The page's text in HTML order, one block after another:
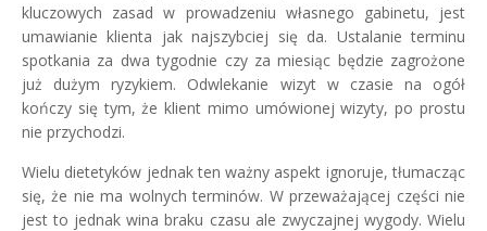
kluczowych zasad w prowadzeniu własnego gabinetu, jest
umawianie klienta jak najszybciej się da. Ustalanie terminu
spotkania za dwa tygodnie czy za miesiąc będzie zagrożone
już dużym ryzykiem. Odwlekanie wizyt w czasie na ogół
kończy się tym, że klient mimo umówionej wizyty, po prostu
nie przychodzi.
Wielu dietetyków jednak ten ważny aspekt ignoruje, tłumacząc
się, że nie ma wolnych terminów. W przeważającej części nie
jest to jednak wina braku czasu ale zwyczajnej wygody. Wielu